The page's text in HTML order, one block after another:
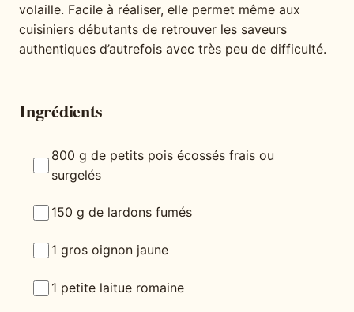
volaille. Facile à réaliser, elle permet même aux
cuisiniers débutants de retrouver les saveurs
authentiques d’autrefois avec très peu de difficulté.
Ingrédients
800 g de petits pois écossés frais ou
surgelés
150 g de lardons fumés
1 gros oignon jaune
1 petite laitue romaine